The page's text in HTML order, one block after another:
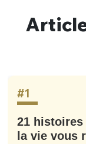
#1
21 histoires
la vie vous